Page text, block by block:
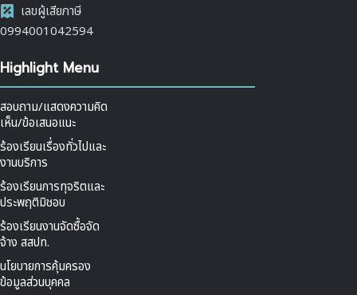
เลขผู้เสียภาษี
0994001042594
Highlight Menu
สอบถาม/แสดงความคิด
เห็น/ข้อเสนอแนะ
ร้องเรียนเรื่องทั่วไปและ
งานบริการ
ร้องเรียนการทุจริตและ
ประพฤติมิชอบ
ร้องเรียนงานจัดซื้อจัด
จ้าง สสปท.
นโยบายการคุ้มครอง
ข้อมูลส่วนบุคคล